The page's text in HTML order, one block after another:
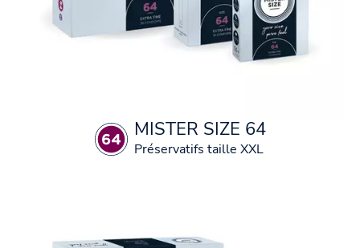
MISTER SIZE 64
Préservatifs taille XXL